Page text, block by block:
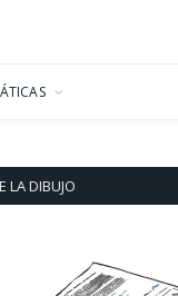
LA DIBUJO